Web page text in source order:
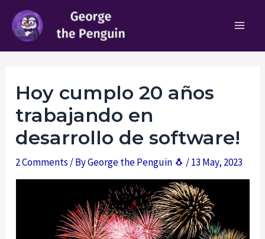
content
Hoy cumplo 20 años
trabajando en
desarrollo de software!
2 Comments / ByGeorge the Penguin 🐧 /13 May, 2023